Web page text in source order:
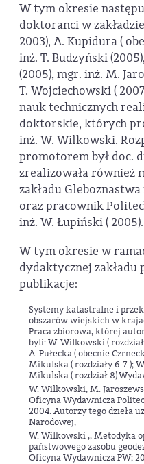
W tym okresie
doktoranci w
2003), A. Kupidura (
inż. T. Budzyński
(2005), mgr. inż. M.
T. Wojciechowski (
nauk technicznych
doktorskie, których
inż. W. Wilkowski.
promotorem był doc.
zrealizowała również
zakładu
oraz pracownik
inż. W. Łupiński ( 2005).
W tym okresie w
dydaktycznej zakładu
publikacje:
Systemy katastralne i
obszarów wiejskich w
Praca zbiorowa, której
byli: W. Wilkowski (
A. Pułecka ( obecnie
Mikulska ( rozdziały 6-7 );
Mikulska ( rozdział
W. Wilkowski, M.
Oficyna Wydawnicza
2004. Autorzy tego dzieła
Narodowej,
W. Wilkowski ,, Metodyka
państwowego zasobu
Oficyna Wydawnicza PW;